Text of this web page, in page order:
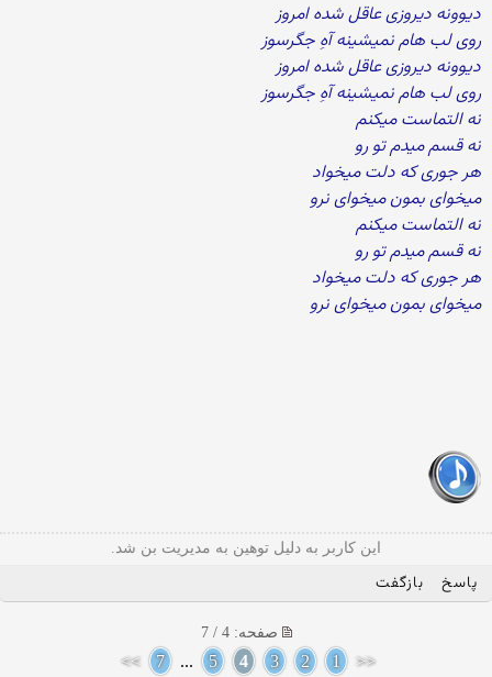
دیوونه دیروزی عاقل شده امروز
روی لب هام نمیشینه آهِ جگرسوز
دیوونه دیروزی عاقل شده امروز
روی لب هام نمیشینه آهِ جگرسوز
نه التماست میکنم
نه قسم میدم تو رو
هر جوری که دلت میخواد
میخوای بمون میخوای نرو
نه التماست میکنم
نه قسم میدم تو رو
هر جوری که دلت میخواد
میخوای بمون میخوای نرو
این کاربر به دلیل توهین به مدیریت بن شد.
پاسخ بازگفت
صفحه: 4 / 7
<<
1
2
3
4
5
...
7
>>